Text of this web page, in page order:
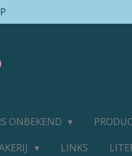
ONBEKEND
LINKS